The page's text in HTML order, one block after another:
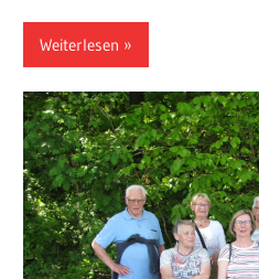
Weiterlesen